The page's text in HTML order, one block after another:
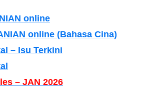
online
online (Bahasa Cina)
– Isu Terkini
– JAN 2026